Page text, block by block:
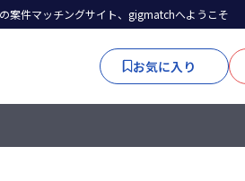
案件マッチングサイト、gigmatchへようこそ
お気に入り